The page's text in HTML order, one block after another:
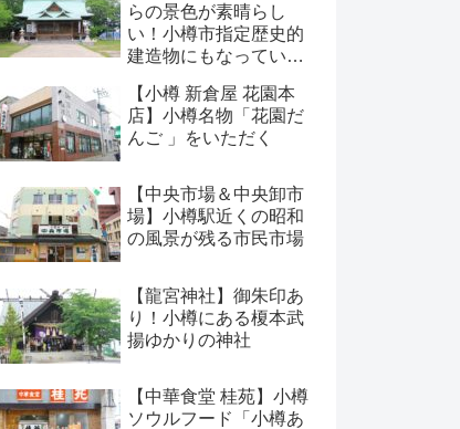
らの景色が素晴らし
い！小樽市指定歴史的
建造物にもなっている
【小樽 新倉屋 花園本
店】小樽名物「花園だ
んご 」をいただく
【中央市場＆中央卸市
場】小樽駅近くの昭和
の風景が残る市民市場
【龍宮神社】御朱印あ
り！小樽にある榎本武
揚ゆかりの神社
【中華食堂 桂苑】小樽
ソウルフード「小樽あ